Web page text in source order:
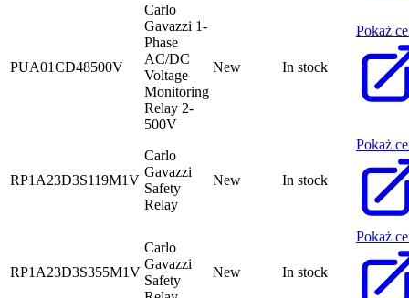
PUA01CD48500V
Carlo
Gavazzi 1-
Phase
AC/DC
Voltage
Monitoring
Relay 2-
500V
New In stock
Pokaż
RP1A23D3S119M1V
Carlo
Gavazzi
Safety
Relay
New In stock
Pokaż
RP1A23D3S355M1V
Carlo
Gavazzi
Safety
New In stock
Pokaż